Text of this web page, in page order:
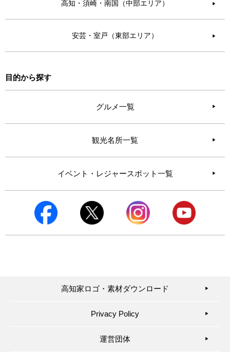
高知・須崎・南国（中部エリア） ▶︎
安芸・室戸（東部エリア） ▶︎
目的から探す
グルメ一覧
観光名所一覧
イベント・レジャースポット一覧
高知家ロゴ・素材ダウンロード ▶︎
Privacy Policy ▶︎
運営団体 ▶︎